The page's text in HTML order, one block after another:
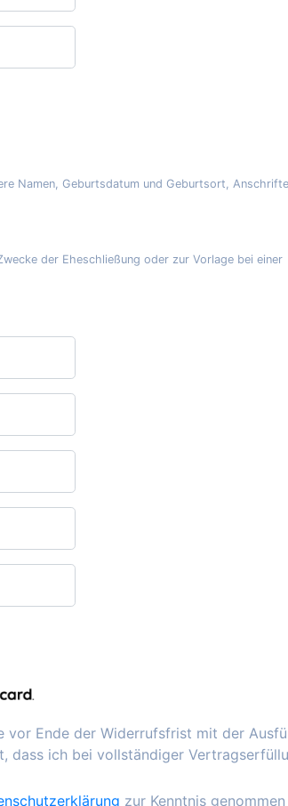
Namen, Geburtsdatum und Geburtsort,
der Eheschließung oder zur Vorlage bei einer
vor Ende der Widerrufsfrist mit der
dass ich bei vollständiger
zur Kenntnis genommen